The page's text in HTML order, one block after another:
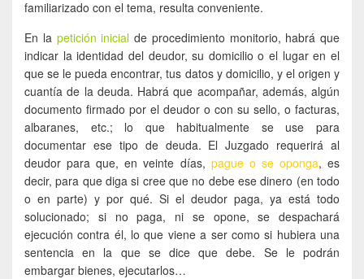
familiarizado con el tema, resulta conveniente.
En la petición inicial de procedimiento monitorio, habrá que
indicar la identidad del deudor, su domicilio o el lugar en el
que se le pueda encontrar, tus datos y domicilio, y el origen y
cuantía de la deuda. Habrá que acompañar, además, algún
documento firmado por el deudor o con su sello, o facturas,
albaranes, etc.; lo que habitualmente se use para
documentar ese tipo de deuda. El Juzgado requerirá al
deudor para que, en veinte días, pague o se oponga, es
decir, para que diga si cree que no debe ese dinero (en todo
o en parte) y por qué. Si el deudor paga, ya está todo
solucionado; si no paga, ni se opone, se despachará
ejecución contra él, lo que viene a ser como si hubiera una
sentencia en la que se dice que debe. Se le podrán
embargar bienes, ejecutarlos…